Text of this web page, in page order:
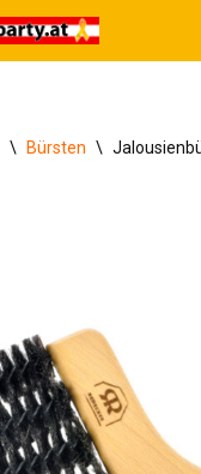
\ Bürsten \